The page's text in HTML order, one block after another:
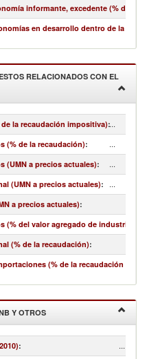
informante, excedente (% del
en desarrollo dentro de la
RELACIONADOS CON EL
la recaudación impositiva):...
(% de la recaudación): ...
(UMN a precios actuales): ...
(UMN a precios actuales): ...
a precios actuales):
(% del valor agregado de industria y
(% de la recaudación):
(% de la recaudación
Y OTROS
: ...